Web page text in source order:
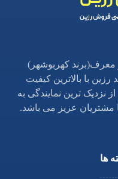
کهربوشهر)
درتولید رزین با بالاترین کیفیت
نزدیک ترین نمایندگی به
عزیز می باشد.
ها